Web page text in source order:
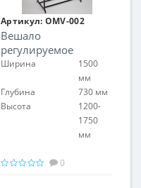
Артикул: OMV-002
Вешало
регулируемое
двухрядное
Ширина
1500
мм
Глубина
730 мм
Высота
1200-
1750
мм
0